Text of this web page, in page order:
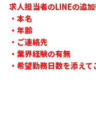
求人担当者のLINEの追
・本名
・年齢
・ご連絡先
・業界経験の有無
・希望勤務日数を添えて